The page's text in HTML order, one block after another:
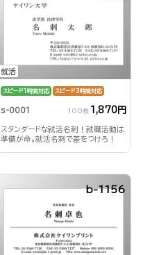
就活
スピード1時間対応 スピード3時間対応
s-0001 100枚 1,870円
スタンダードな就活名刺！就職活動は
準備が命。就活名刺で差をつけろ！
b-1156